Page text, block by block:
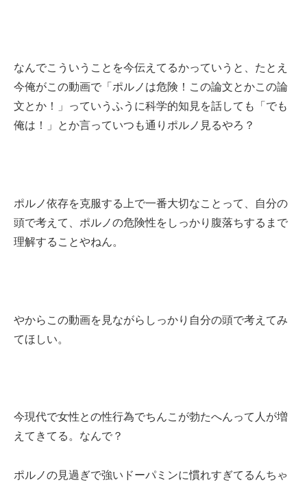
なんでこういうことを今伝えてるかっていうと、たとえ
今俺がこの動画で「ポルノは危険！この論文とかこの論
文とか！」っていうふうに科学的知見を話しても「でも
俺は！」とか言っていつも通りポルノ見るやろ？
ポルノ依存を克服する上で一番大切なことって、自分の
頭で考えて、ポルノの危険性をしっかり腹落ちするまで
理解することやねん。
やからこの動画を見ながらしっかり自分の頭で考えてみ
てほしい。
今現代で女性との性行為でちんこが勃たへんって人が増
えてきてる。なんで？
ポルノの見過ぎで強いドーパミンに慣れすぎてるんちゃ